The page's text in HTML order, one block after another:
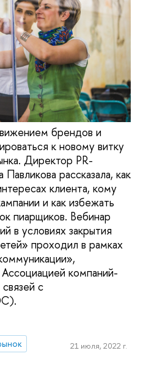
брендов и
к новому витку
Директор PR-
рассказала, как
клиента, кому
и как избежать
пиарщиков. Вебинар
в условиях закрытия
проходил в рамках
компаний-
с
21 июля, 2022 г.